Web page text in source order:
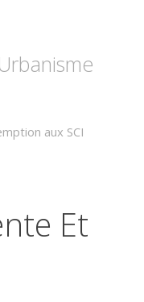
aux SCI
Et